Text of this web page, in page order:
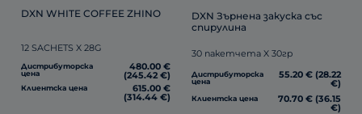
DXN WHITE COFFEE ZHINO
12 SACHETS X 28G
Дистрибуторска
цена
480.00 €
(245.42 €)
Клиентска цена 615.00 €
(314.44 €)
DXN Зърнена закуска със
спирулина
30 пакетчета X 30гр
Дистрибуторска
цена
55.20 € (28.22
€)
Клиентска цена 70.70 € (36.15
€)